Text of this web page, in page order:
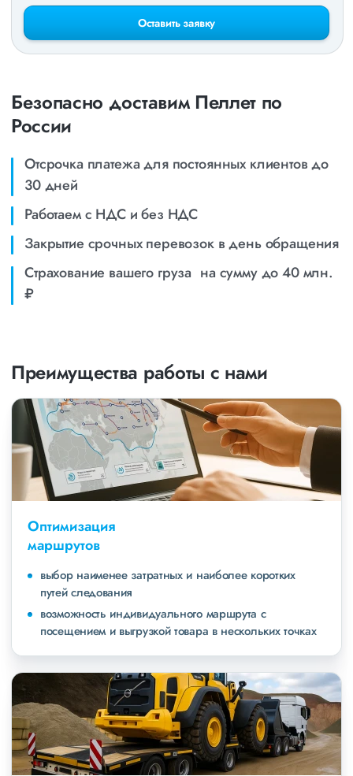
Оставить заявку
Безопасно доставим Пеллет по
России
Отсрочка платежа для постоянных клиентов до
30 дней
Работаем с НДС и без НДС
Закрытие срочных перевозок в день обращения
Страхование вашего груза на сумму до 40 млн.
₽
Преимущества работы с нами
Оптимизация
маршрутов
выбор наименее затратных и наиболее коротких
путей следования
возможность индивидуального маршрута с
посещением и выгрузкой товара в нескольких точках